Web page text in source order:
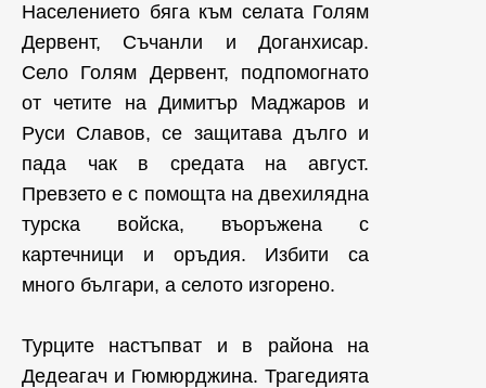
Населението бяга към селата Голям
Дервент, Съчанли и Доганхисар.
Село Голям Дервент, подпомогнато
от четите на Димитър Маджаров и
Руси Славов, се защитава дълго и
пада чак в средата на август.
Превзето е с помощта на двехилядна
турска войска, въоръжена с
картечници и оръдия. Избити са
много българи, а селото изгорено.
Турците настъпват и в района на
Дедеагач и Гюмюрджина. Трагедията